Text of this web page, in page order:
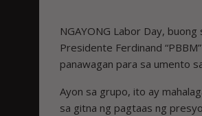
NGAYONG Labor Day,
Presidente Ferdinand
panawagan para sa umento
Ayon sa grupo, ito ay
sa gitna ng pagtaas ng